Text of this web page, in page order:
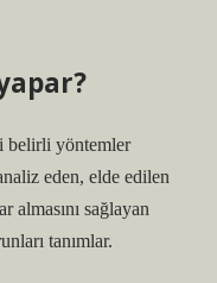
belirli yöntemler
eden, elde edilen
almasını sağlayan
tanımlar.